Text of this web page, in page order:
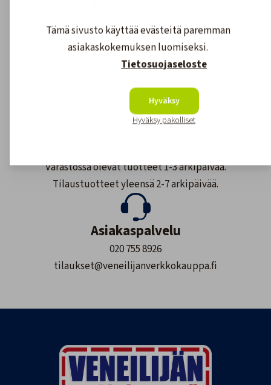
Maksutavat
Meillä maksat monipuolisesti ja
turvallisesti.
Varastossa olevat tuotteet 1-3 arkipäivää.
Tilaustuotteet yleensä 2-7 arkipäivää.
Asiakaspalvelu
020 755 8926
tilaukset@veneilijanverkkokauppa.fi
Tämä sivusto käyttää evästeitä paremman
asiakaskokemuksen luomiseksi.
Tietosuojaseloste
Hyväksy
Hyväksy pakolliset